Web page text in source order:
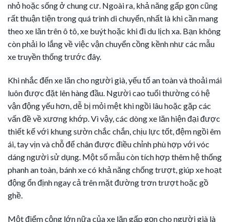
nhỏ hoặc sống ở chung cư. Ngoài ra, khả năng gấp gọn cũng
rất thuận tiện trong quá trình di chuyển, nhất là khi cần mang
theo xe lăn trên ô tô, xe buýt hoặc khi đi du lịch xa. Bạn không
còn phải lo lắng về việc vận chuyển cồng kềnh như các mẫu
xe truyền thống trước đây.
Khi nhắc đến xe lăn cho người già, yếu tố an toàn và thoải mái
luôn được đặt lên hàng đầu. Người cao tuổi thường có hệ
vận động yếu hơn, dễ bị mỏi mệt khi ngồi lâu hoặc gặp các
vấn đề về xương khớp. Vì vậy, các dòng xe lăn hiện đại được
thiết kế với khung sườn chắc chắn, chịu lực tốt, đệm ngồi êm
ái, tay vịn và chỗ để chân được điều chỉnh phù hợp với vóc
dáng người sử dụng. Một số mẫu còn tích hợp thêm hệ thống
phanh an toàn, bánh xe có khả năng chống trượt, giúp xe hoạt
động ổn định ngay cả trên mặt đường trơn trượt hoặc gồ
ghề.
Một điểm cộng lớn nữa của xe lăn gấp gọn cho người già là